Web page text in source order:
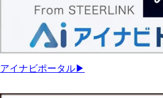
アイナビポータル▶